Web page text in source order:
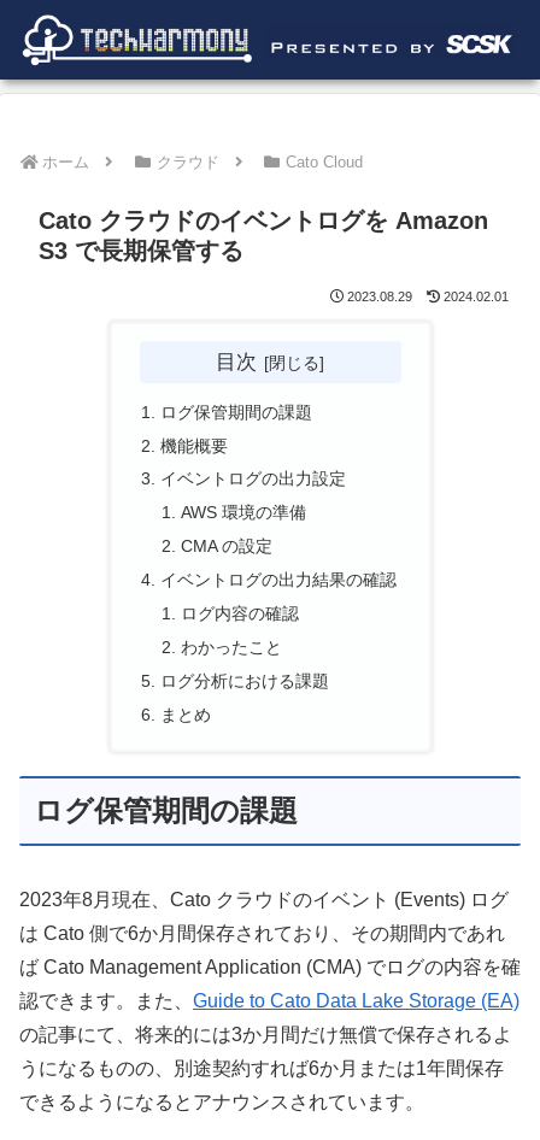
ホーム クラウド Cato Cloud
Cato クラウドのイベントログを Amazon
S3 で長期保管する
2023.08.29 2024.02.01
目次
ログ保管期間の課題
機能概要
イベントログの出力設定
AWS 環境の準備
CMA の設定
イベントログの出力結果の確認
ログ内容の確認
わかったこと
ログ分析における課題
まとめ
ログ保管期間の課題
2023年8月現在、Cato クラウドのイベント (Events) ログ
は Cato 側で6か月間保存されており、その期間内であれ
ば Cato Management Application (CMA) でログの内容を確
認できます。また、 Guide to Cato Data Lake Storage (EA)
の記事にて、将来的には3か月間だけ無償で保存されるよ
うになるものの、別途契約すれば6か月または1年間保存
できるようになるとアナウンスされています。